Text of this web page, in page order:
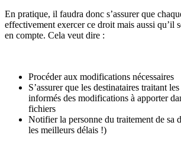
En pratique, il faudra donc s’assurer que
effectivement exercer ce droit mais aussi qu’il
en compte. Cela veut dire :
Procéder aux modifications nécessaires
S’assurer que les destinataires traitant
informés des modifications à apporter
fichiers
Notifier la personne du traitement de sa
les meilleurs délais !)